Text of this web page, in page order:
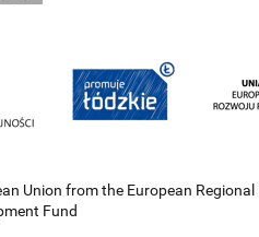
Union from the European Regional
Fund